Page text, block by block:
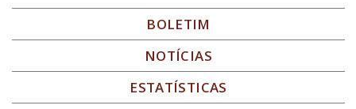
BOLETIM
NOTÍCIAS
ESTATÍSTICAS